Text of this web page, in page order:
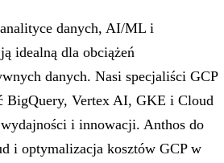
danych, AI/ML i
idealną dla obciążeń
danych. Nasi specjaliści GCP
BigQuery, Vertex AI, GKE i Cloud
i innowacji. Anthos do
i optymalizacja kosztów GCP w